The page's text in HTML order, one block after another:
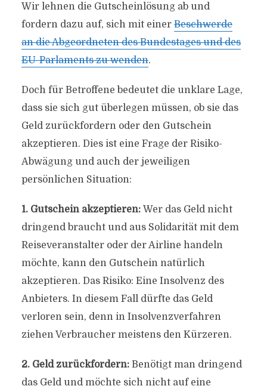
Wir lehnen die Gutscheinlösung ab und
fordern dazu auf, sich mit einerBeschwerde
an die Abgeordneten des Bundestages und des
EU-Parlaments zu wenden.
Doch für Betroffene bedeutet die unklare Lage,
dass sie sich gut überlegen müssen, ob sie das
Geld zurückfordern oder den Gutschein
akzeptieren. Dies ist eine Frage der Risiko-
Abwägung und auch der jeweiligen
persönlichen Situation:
1. Gutschein akzeptieren:Wer das Geld nicht
dringend braucht und aus Solidarität mit dem
Reiseveranstalter oder der Airline handeln
möchte, kann den Gutschein natürlich
akzeptieren. Das Risiko: Eine Insolvenz des
Anbieters. In diesem Fall dürfte das Geld
verloren sein, denn in Insolvenzverfahren
ziehen Verbraucher meistens den Kürzeren.
2. Geld zurückfordern: Benötigt man dringend
das Geld und möchte sich nicht auf eine